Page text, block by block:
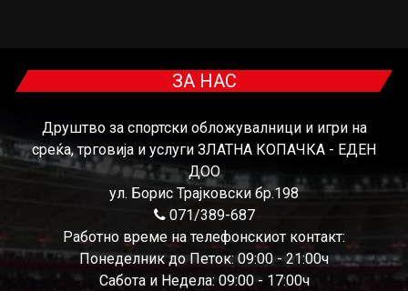
ЗА НАС
Друштво за спортски обложувалници и игри на
среќа, трговија и услуги ЗЛАТНА КОПАЧКА - ЕДЕН
ДОО
ул. Борис Трајковски бр.198
071/389-687
Работно време на телефонскиот контакт:
Понеделник до Петок: 09:00 - 21:00ч
Сабота и Недела: 09:00 - 17:00ч